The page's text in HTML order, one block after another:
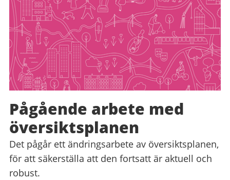
Pågående arbete med
översiktsplanen
Det pågår ett ändringsarbete av översiktsplanen,
för att säkerställa att den fortsatt är aktuell och
robust.